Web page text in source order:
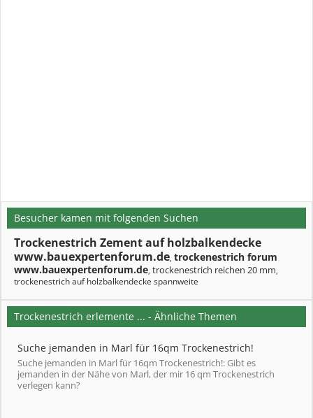
Besucher kamen mit folgenden Suchen
Trockenestrich Zement auf holzbalkendecke
www.bauexpertenforum.de, trockenestrich forum
www.bauexpertenforum.de, trockenestrich reichen 20 mm,
trockenestrich auf holzbalkendecke spannweite
Trockenestrich erlemente ... - Ähnliche Themen
Suche jemanden in Marl für 16qm Trockenestrich!
Suche jemanden in Marl für 16qm Trockenestrich!: Gibt es
jemanden in der Nähe von Marl, der mir 16 qm Trockenestrich
verlegen kann?